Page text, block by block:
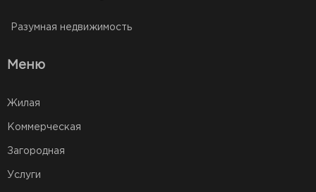
Разумная недвижимость
Меню
Жилая
Коммерческая
Загородная
Услуги